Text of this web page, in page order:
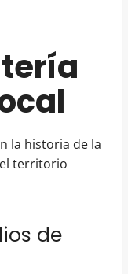
la historia de la
territorio
de